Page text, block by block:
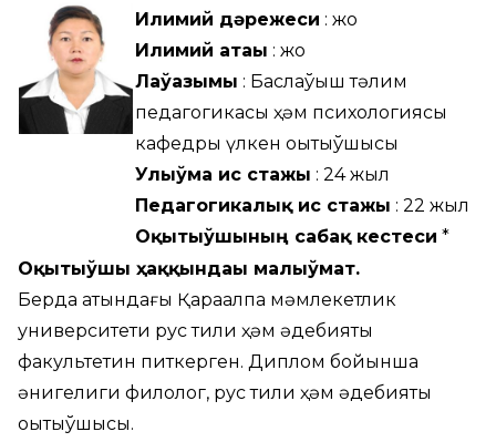
Илимий дәрежеси : жоқ
Илимий атағы : жоқ
Лаўазымы : Баслаўыш тәлим
педагогикасы ҳәм психологиясы
кафедры үлкен оқытыўшысы
Улыўма ис стажы : 24 жыл
Педагогикалық ис стажы : 22 жыл
Оқытыўшының сабақ кестеси *
Оқытыўшы ҳаққындағы мағлыўмат.
Бердақ атындағы Қарақалпақ мәмлекетлик
университети рус тили ҳәм әдебияты
факультетин питкерген. Диплом бойынша
қәнигелиги филолог, рус тили ҳәм әдебияты
оқытыўшысы.